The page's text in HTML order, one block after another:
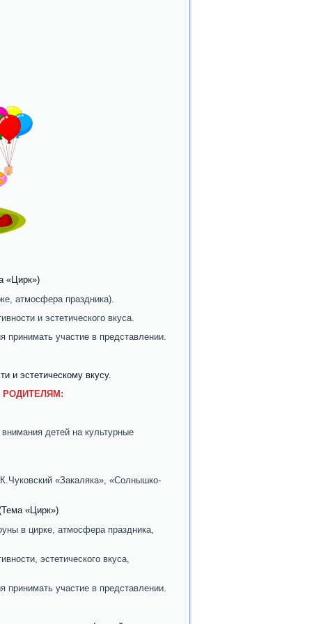
«Цирк»)
атмосфера праздника).
и эстетического вкуса.
участие в представлении.
и эстетическому вкусу.
детей на культурные
«Закаляка», «Солнышко-
«Цирк»)
в цирке, атмосфера праздника,
эстетического вкуса,
участие в представлении.